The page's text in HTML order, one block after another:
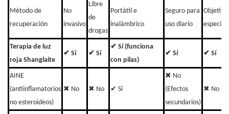
Método de
recuperación
No
invasivo
Libre
de
drogas
Portátil e
inalámbrico
Seguro para
uso diario
Objetivo
Terapia de luz
roja Shanglaite
✔ Sí ✔ Sí
✔ Sí (funciona
con pilas)
✔ Sí ✔ Sí
AINE
(antiinflamatorios
no esteroideos)
✖ No ✖ No ✔ Sí
✖ No
(Efectos
secundarios)
✖ No